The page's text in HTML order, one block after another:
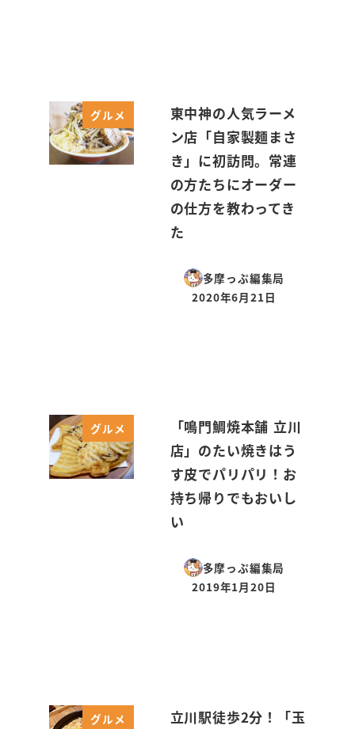
グルメ
東中神の人気ラーメ
ン店「自家製麺まさ
き」に初訪問。常連
の方たちにオーダー
の仕方を教わってき
た
多摩っぷ編集局
投稿日
2020年6月21日
グルメ
「鳴門鯛焼本舗 立川
店」のたい焼きはう
す皮でパリパリ！お
持ち帰りでもおいし
い
多摩っぷ編集局
投稿日
2019年1月20日
グルメ
立川駅徒歩2分！「玉